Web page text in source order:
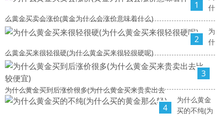
1
什
么黄金买卖会涨价(黄金为什么会涨价意味着什么)
2
为
什
么黄金买来很轻很硬(为什么黄金买来很轻很硬呢)
3
为什么黄金买到后涨价很多(为什么黄金买来贵卖出去
4
为什么黄金
买的不纯(为